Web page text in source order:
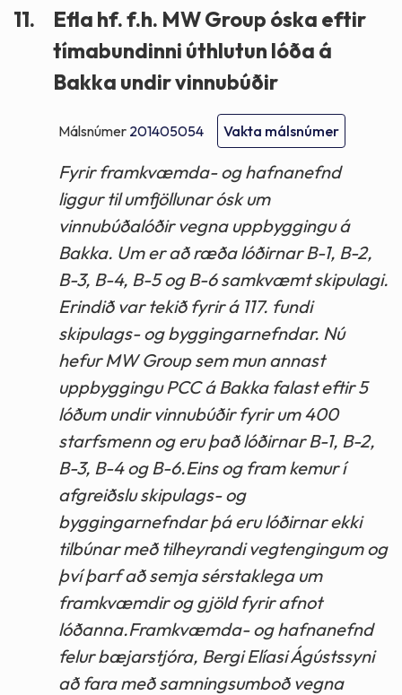
11.
Efla hf. f.h. MW Group óska eftir
tímabundinni úthlutun lóða á
Bakka undir vinnubúðir
Málsnúmer 201405054 Vakta málsnúmer
Fyrir framkvæmda- og hafnanefnd
liggur til umfjöllunar ósk um
vinnubúðalóðir vegna uppbyggingu á
Bakka. Um er að ræða lóðirnar B-1, B-2,
B-3, B-4, B-5 og B-6 samkvæmt skipulagi.
Erindið var tekið fyrir á 117. fundi
skipulags- og byggingarnefndar. Nú
hefur MW Group sem mun annast
uppbyggingu PCC á Bakka falast eftir 5
lóðum undir vinnubúðir fyrir um 400
starfsmenn og eru það lóðirnar B-1, B-2,
B-3, B-4 og B-6.Eins og fram kemur í
afgreiðslu skipulags- og
byggingarnefndar þá eru lóðirnar ekki
tilbúnar með tilheyrandi vegtengingum og
því þarf að semja sérstaklega um
framkvæmdir og gjöld fyrir afnot
lóðanna.Framkvæmda- og hafnanefnd
felur bæjarstjóra, Bergi Elíasi Ágústssyni
að fara með samningsumboð vegna